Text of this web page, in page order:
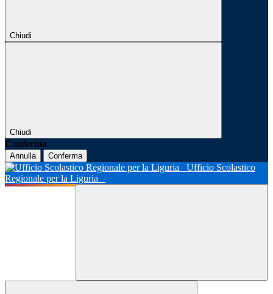
Chiudi
Chiudi
Conferma
Annulla Conferma
Ufficio Scolastico
Regionale per la Liguria